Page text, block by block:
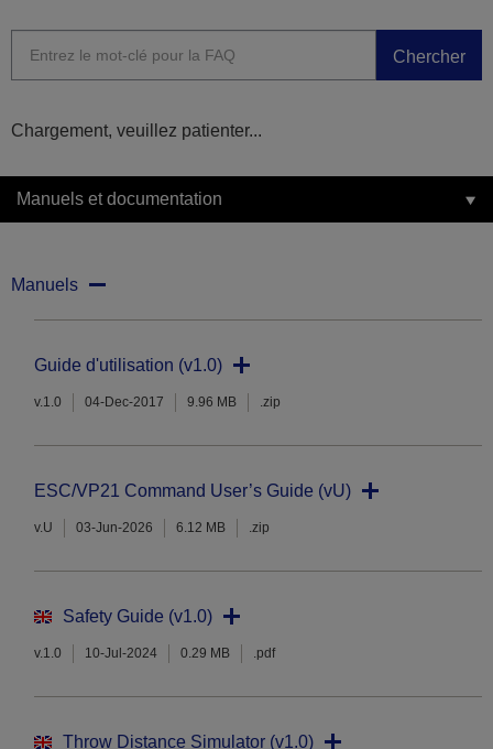
Chercher
Chargement, veuillez patienter...
Manuels et documentation
Manuels
Guide d'utilisation (v1.0)
v.1.0 04-Dec-2017 9.96 MB .zip
ESC/VP21 Command User’s Guide (vU)
v.U 03-Jun-2026 6.12 MB .zip
Safety Guide (v1.0)
v.1.0 10-Jul-2024 0.29 MB .pdf
Throw Distance Simulator (v1.0)